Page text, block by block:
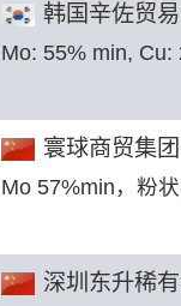
韩国辛佐贸易
Mo: 55% min, Cu:
寰球商贸集
Mo 57%min，粉
深圳东升稀